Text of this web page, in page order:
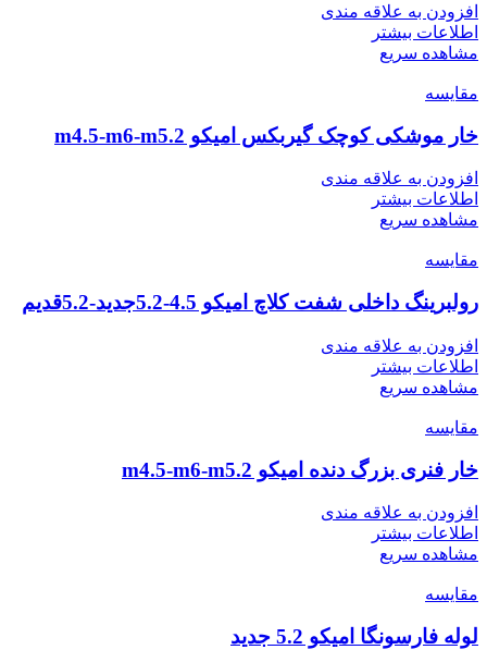
افزودن به علاقه مندی
اطلاعات بیشتر
مشاهده سریع
مقایسه
خار موشکی کوچک گیربکس امیکو m4.5-m6-m5.2
افزودن به علاقه مندی
اطلاعات بیشتر
مشاهده سریع
مقایسه
رولبرینگ داخلی شفت کلاچ امیکو 4.5-5.2جدید-5.2قدیم
افزودن به علاقه مندی
اطلاعات بیشتر
مشاهده سریع
مقایسه
خار فنری بزرگ دنده امیکو m4.5-m6-m5.2
افزودن به علاقه مندی
اطلاعات بیشتر
مشاهده سریع
مقایسه
لوله فارسونگا امیکو 5.2 جدید